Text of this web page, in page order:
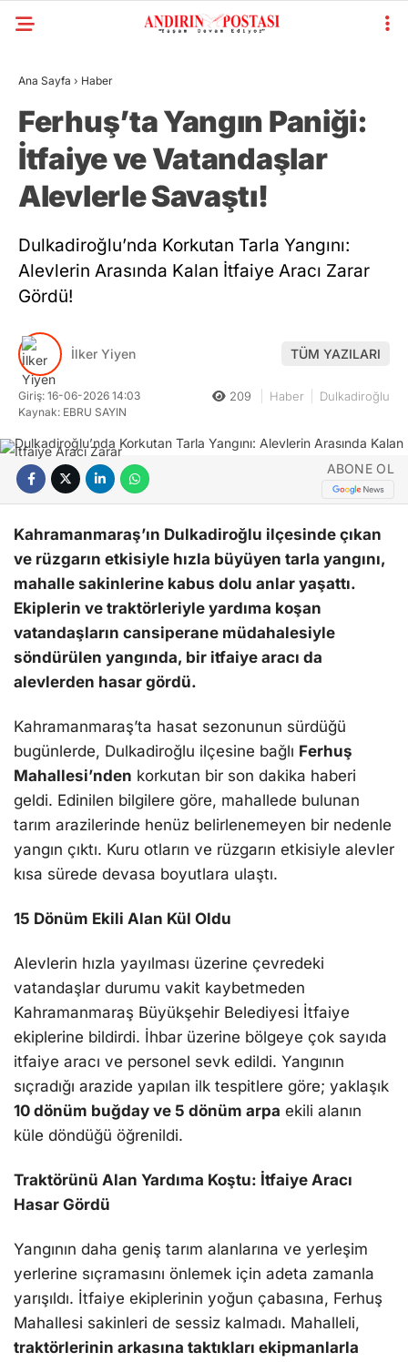
Ana Sayfa › Haber
Ferhuş’ta Yangın Paniği:
İtfaiye ve Vatandaşlar
Alevlerle Savaştı!
Dulkadiroğlu’nda Korkutan Tarla Yangını:
Alevlerin Arasında Kalan İtfaiye Aracı Zarar
Gördü!
İlker Yiyen TÜM YAZILARI
Giriş: 16-06-2026 14:03
Kaynak: EBRU SAYIN
209 Haber Dulkadiroğlu
ABONE OL
Kahramanmaraş’ın Dulkadiroğlu ilçesinde çıkan
ve rüzgarın etkisiyle hızla büyüyen tarla yangını,
mahalle sakinlerine kabus dolu anlar yaşattı.
Ekiplerin ve traktörleriyle yardıma koşan
vatandaşların cansiperane müdahalesiyle
söndürülen yangında, bir itfaiye aracı da
alevlerden hasar gördü.
Kahramanmaraş’ta hasat sezonunun sürdüğü
bugünlerde, Dulkadiroğlu ilçesine bağlı Ferhuş
Mahallesi’nden korkutan bir son dakika haberi
geldi. Edinilen bilgilere göre, mahallede bulunan
tarım arazilerinde henüz belirlenemeyen bir nedenle
yangın çıktı. Kuru otların ve rüzgarın etkisiyle alevler
kısa sürede devasa boyutlara ulaştı.
15 Dönüm Ekili Alan Kül Oldu
Alevlerin hızla yayılması üzerine çevredeki
vatandaşlar durumu vakit kaybetmeden
Kahramanmaraş Büyükşehir Belediyesi İtfaiye
ekiplerine bildirdi. İhbar üzerine bölgeye çok sayıda
itfaiye aracı ve personel sevk edildi. Yangının
sıçradığı arazide yapılan ilk tespitlere göre; yaklaşık
10 dönüm buğday ve 5 dönüm arpa ekili alanın
küle döndüğü öğrenildi.
Traktörünü Alan Yardıma Koştu: İtfaiye Aracı
Hasar Gördü
Yangının daha geniş tarım alanlarına ve yerleşim
yerlerine sıçramasını önlemek için adeta zamanla
yarışıldı. İtfaiye ekiplerinin yoğun çabasına, Ferhuş
Mahallesi sakinleri de sessiz kalmadı. Mahalleli,
traktörlerinin arkasına taktıkları ekipmanlarla